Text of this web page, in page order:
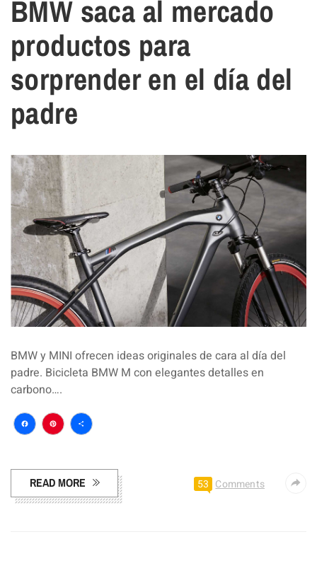
BMW saca al mercado
productos para
sorprender en el día del
padre
BMW y MINI ofrecen ideas originales de cara al día del
padre. Bicicleta BMW M con elegantes detalles en
carbono….
Facebook
Pinterest
Compartir
READ MORE 53 Comments